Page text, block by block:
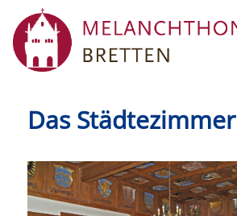
Das Städtezimmer